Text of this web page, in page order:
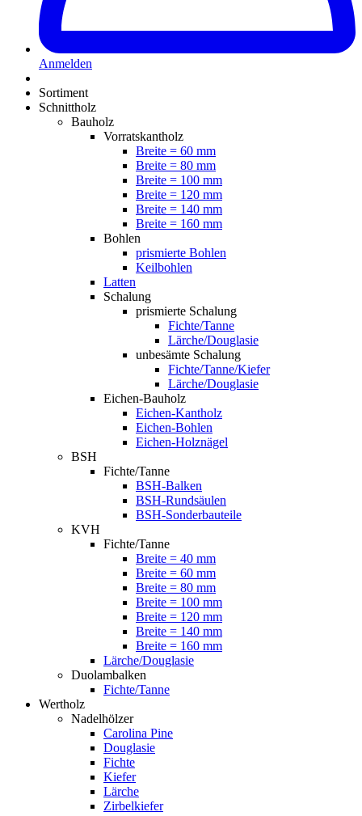
Anmelden
Sortiment
Schnittholz
Bauholz
Vorratskantholz
Breite = 60 mm
Breite = 80 mm
Breite = 100 mm
Breite = 120 mm
Breite = 140 mm
Breite = 160 mm
Bohlen
prismierte Bohlen
Keilbohlen
Latten
Schalung
prismierte Schalung
Fichte/Tanne
Lärche/Douglasie
unbesämte Schalung
Fichte/Tanne/Kiefer
Lärche/Douglasie
Eichen-Bauholz
Eichen-Kantholz
Eichen-Bohlen
Eichen-Holznägel
BSH
Fichte/Tanne
BSH-Balken
BSH-Rundsäulen
BSH-Sonderbauteile
KVH
Fichte/Tanne
Breite = 40 mm
Breite = 60 mm
Breite = 80 mm
Breite = 100 mm
Breite = 120 mm
Breite = 140 mm
Breite = 160 mm
Lärche/Douglasie
Duolambalken
Fichte/Tanne
Wertholz
Nadelhölzer
Carolina Pine
Douglasie
Fichte
Kiefer
Lärche
Zirbelkiefer